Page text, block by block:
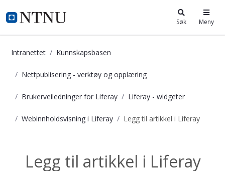
i.ntnu.no Søk Meny
Intranettet Kunnskapsbasen
Nettpublisering - verktøy og opplæring
Brukerveiledninger for Liferay Liferay - widgeter
Webinnholdsvisning i Liferay Legg til artikkel i Liferay
Webinnholdsvisnin...
Legg til artikkel i Liferay